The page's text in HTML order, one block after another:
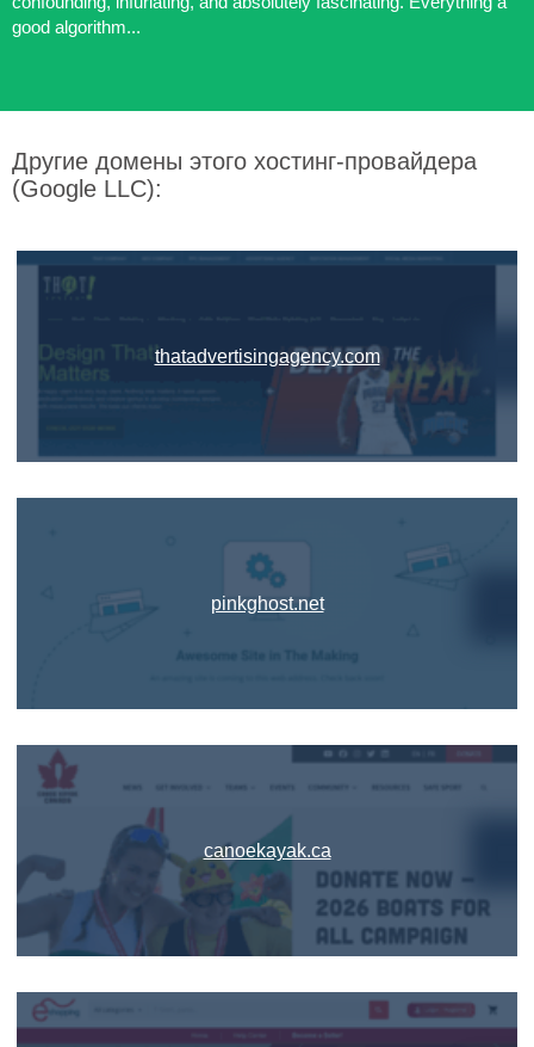
good algorithm...
Другие домены этого хостинг-провайдера
(Google LLC):
thatadvertisingagency.com
pinkghost.net
canoekayak.ca